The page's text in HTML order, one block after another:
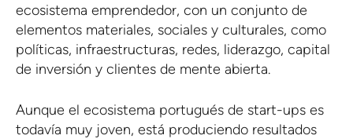
ecosistema emprendedor, con un conjunto de
elementos materiales, sociales y culturales, como
políticas, infraestructuras, redes, liderazgo, capital
de inversión y clientes de mente abierta.
Aunque el ecosistema portugués de start-ups es
todavía muy joven, está produciendo resultados